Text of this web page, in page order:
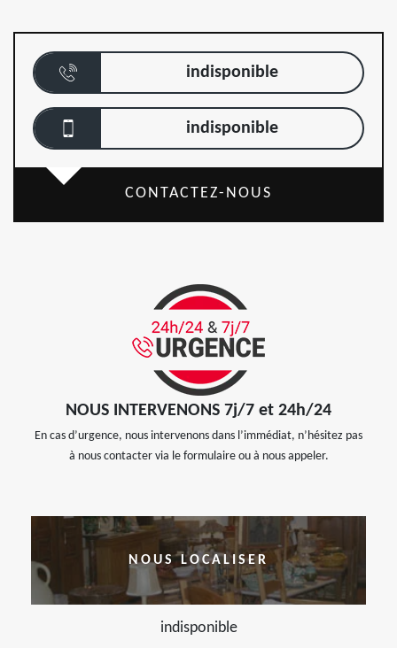
indisponible
indisponible
CONTACTEZ-NOUS
NOUS INTERVENONS 7j/7 et 24h/24
En cas d’urgence, nous intervenons dans l’immédiat, n’hésitez pas
à nous contacter via le formulaire ou à nous appeler.
NOUS LOCALISER
indisponible